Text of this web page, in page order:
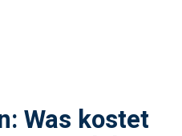
Was kostet